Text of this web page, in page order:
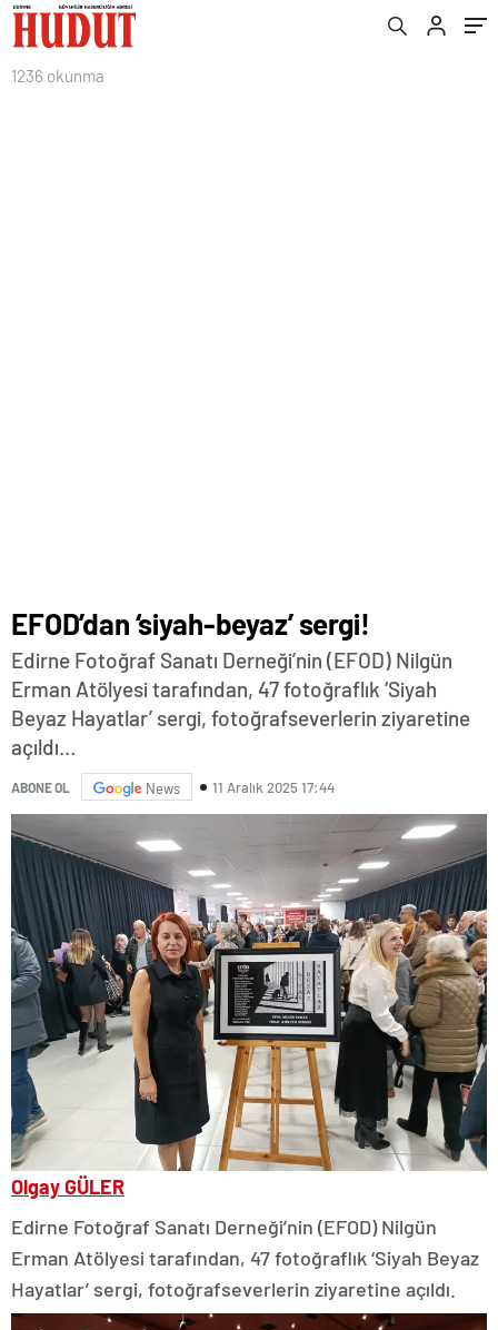
1236 okunma
EFOD’dan ‘siyah-beyaz’ sergi!
Edirne Fotoğraf Sanatı Derneği’nin (EFOD) Nilgün
Erman Atölyesi tarafından, 47 fotoğraflık ‘Siyah
Beyaz Hayatlar’ sergi, fotoğrafseverlerin ziyaretine
açıldı…
ABONE OL News 11 Aralık 2025 17:44
Olgay GÜLER
Edirne Fotoğraf Sanatı Derneği’nin (EFOD) Nilgün
Erman Atölyesi tarafından, 47 fotoğraflık ‘Siyah Beyaz
Hayatlar’ sergi, fotoğrafseverlerin ziyaretine açıldı.